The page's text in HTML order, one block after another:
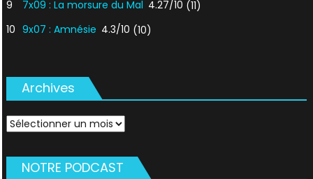
9
7x09 : La morsure du Mal 4.27/10 (11)
10 9x07 : Amnésie 4.3/10 (10)
Archives
Archives
NOTRE PODCAST